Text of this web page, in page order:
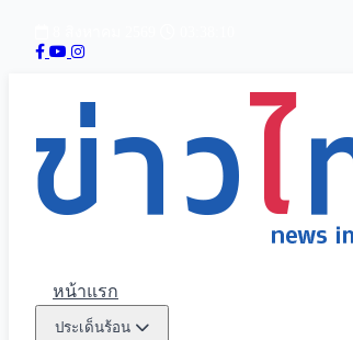
หน้าแรก
ประเด็นร้อน